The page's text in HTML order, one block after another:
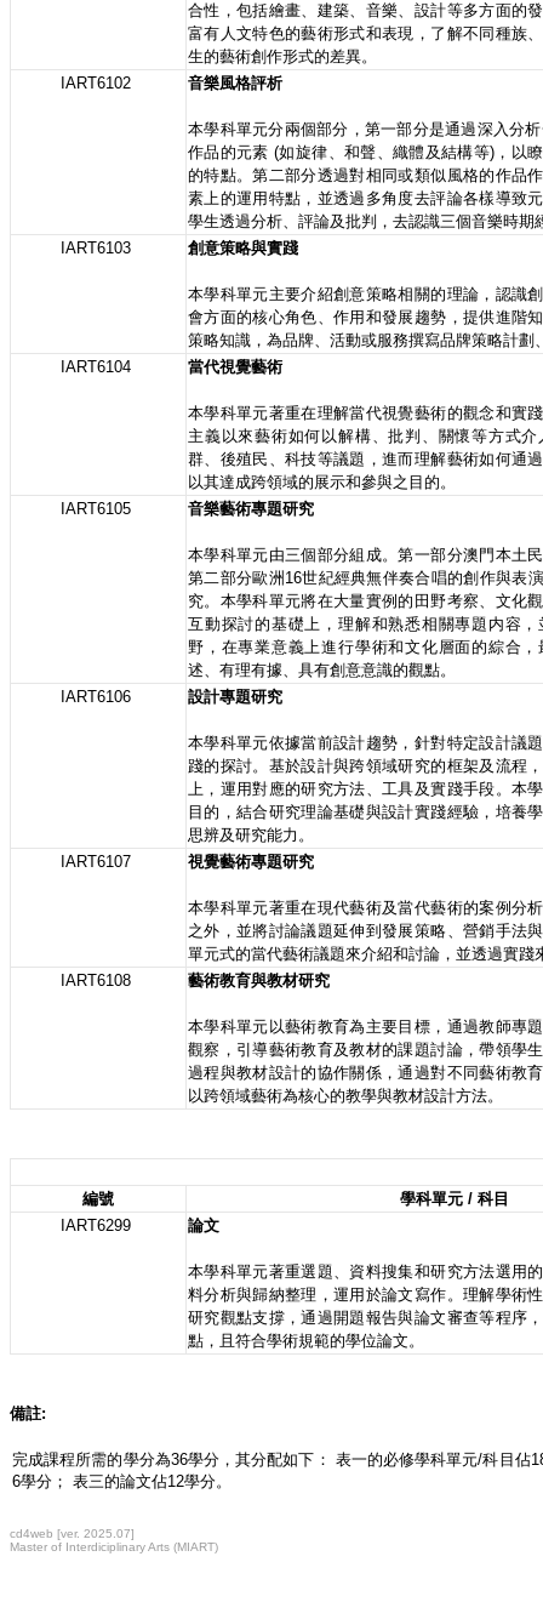
合性，包括繪畫、建築、音樂、設計等多方面的
富有人文特色的藝術形式和表現，了解不同種族
生的藝術創作形式的差異。
IART6102
音樂風格評析
本學科單元分兩個部分，第一部分是通過深入分
作品的元素 (如旋律、和聲、織體及結構等)，以
的特點。第二部分透過對相同或類似風格的作品
素上的運用特點，並透過多角度去評論各樣導致
學生透過分析、評論及批判，去認識三個音樂時期
IART6103
創意策略與實踐
本學科單元主要介紹創意策略相關的理論，認識
會方面的核心角色、作用和發展趨勢，提供進階
策略知識，為品牌、活動或服務撰寫品牌策略計劃
IART6104
當代視覺藝術
本學科單元著重在理解當代視覺藝術的觀念和實
主義以來藝術如何以解構、批判、關懷等方式
群、後殖民、科技等議題，進而理解藝術如何通
以其達成跨領域的展示和參與之目的。
IART6105
音樂藝術專題研究
本學科單元由三個部分組成。第一部分澳門本土
第二部分歐洲16世紀經典無伴奏合唱的創作與表
究。本學科單元將在大量實例的田野考察、文化
互動探討的基礎上，理解和熟悉相關專題内容
野，在專業意義上進行學術和文化層面的綜合
述、有理有據、具有創意意識的觀點。
IART6106
設計專題研究
本學科單元依據當前設計趨勢，針對特定設計議
踐的探討。基於設計與跨領域研究的框架及流程
上，運用對應的研究方法、工具及實踐手段。本
目的，結合研究理論基礎與設計實踐經驗，培養
思辨及研究能力。
IART6107
視覺藝術專題研究
本學科單元著重在現代藝術及當代藝術的案例分
之外，並將討論議題延伸到發展策略、營銷手法
單元式的當代藝術議題來介紹和討論，並透過實踐
IART6108
藝術教育與教材研究
本學科單元以藝術教育為主要目標，通過教師專
觀察，引導藝術教育及教材的課題討論，帶領學
過程與教材設計的協作關係，通過對不同藝術教
以跨領域藝術為核心的教學與教材設計方法。
編號
學科單元 / 科目
IART6299
論文
本學科單元著重選題、資料搜集和研究方法選用
料分析與歸納整理，運用於論文寫作。理解學術
研究觀點支撐，通過開題報告與論文審查等程序
點，且符合學術規範的學位論文。
備註:
完成課程所需的學分為36學分，其分配如下： 表一的必修學科單元/科目佔
6學分； 表三的論文佔12學分。
cd4web [ver. 2025.07]
Master of Interdiciplinary Arts (MIART)